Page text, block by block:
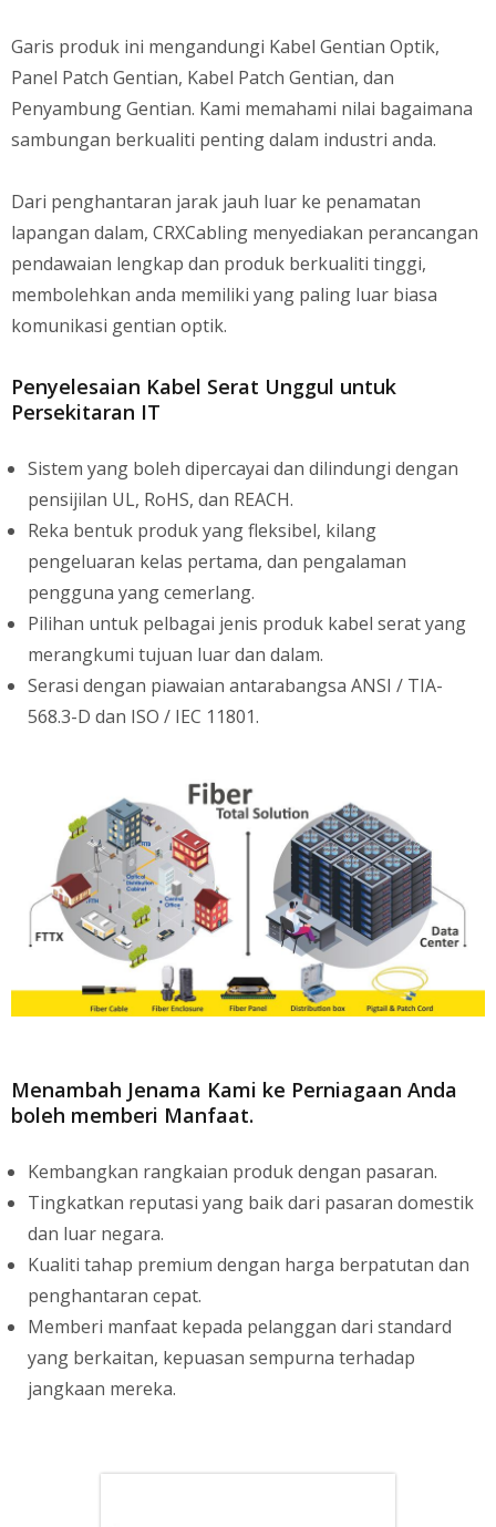
Garis produk ini mengandungi Kabel Gentian Optik,
Panel Patch Gentian, Kabel Patch Gentian, dan
Penyambung Gentian. Kami memahami nilai bagaimana
sambungan berkualiti penting dalam industri anda.
Dari penghantaran jarak jauh luar ke penamatan
lapangan dalam, CRXCabling menyediakan perancangan
pendawaian lengkap dan produk berkualiti tinggi,
membolehkan anda memiliki yang paling luar biasa
komunikasi gentian optik.
Penyelesaian Kabel Serat Unggul untuk
Persekitaran IT
Sistem yang boleh dipercayai dan dilindungi dengan
pensijilan UL, RoHS, dan REACH.
Reka bentuk produk yang fleksibel, kilang
pengeluaran kelas pertama, dan pengalaman
pengguna yang cemerlang.
Pilihan untuk pelbagai jenis produk kabel serat yang
merangkumi tujuan luar dan dalam.
Serasi dengan piawaian antarabangsa ANSI / TIA-
568.3-D dan ISO / IEC 11801.
Menambah Jenama Kami ke Perniagaan Anda
boleh memberi Manfaat.
Kembangkan rangkaian produk dengan pasaran.
Tingkatkan reputasi yang baik dari pasaran domestik
dan luar negara.
Kualiti tahap premium dengan harga berpatutan dan
penghantaran cepat.
Memberi manfaat kepada pelanggan dari standard
yang berkaitan, kepuasan sempurna terhadap
jangkaan mereka.